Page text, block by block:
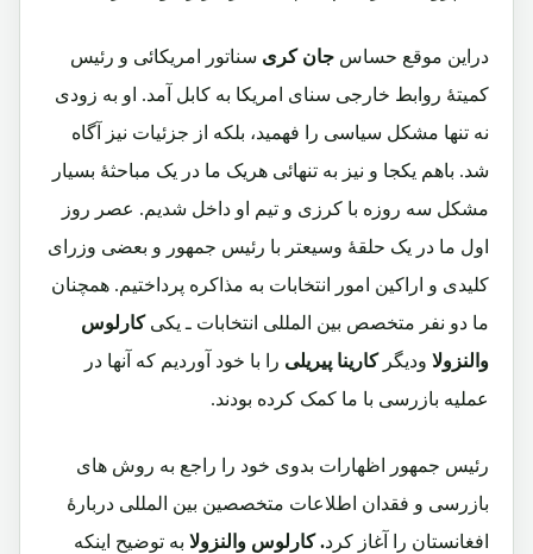
دراین موقع حساس جان کری سناتور امریکائی و رئیس
کمیتۀ روابط خارجی سنای امریکا به کابل آمد. او به زودی
نه تنها مشکل سیاسی را فهمید، بلکه از جزئیات نیز آگاه
شد. باهم یکجا و نیز به تنهائی هریک ما در یک مباحثۀ بسیار
مشکل سه روزه با کرزی و تیم او داخل شدیم. عصر روز
اول ما در یک حلقۀ وسیعتر با رئیس جمهور و بعضی وزرای
کلیدی و اراکین امور انتخابات به مذاکره پرداختیم. همچنان
ما دو نفر متخصص بین المللی انتخابات ـ یکیکارلوس
والنزولا ودیگرکارینا پیریلی را با خود آوردیم که آنها در
عملیه بازرسی با ما کمک کرده بودند.
رئیس جمهور اظهارات بدوی خود را راجع به روش های
بازرسی و فقدان اطلاعات متخصصین بین المللی دربارۀ
افغانستان را آغاز کرد. کارلوس والنزولا به توضیح اینکه